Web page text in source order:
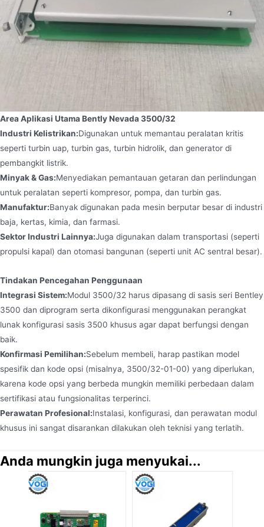
Area Aplikasi Utama Bently Nevada 3500/32
Industri Kelistrikan:Digunakan untuk memantau peralatan kritis
seperti turbin uap, turbin gas, turbin hidrolik, dan generator di
pembangkit listrik.
Minyak & Gas:Menyediakan pemantauan getaran dan perlindungan
untuk peralatan seperti kompresor, pompa, dan turbin gas.
Manufaktur:Banyak digunakan pada mesin berputar besar di industri
baja, kertas, kimia, dan farmasi.
Sektor Industri Lainnya:Juga digunakan dalam transportasi (seperti
propulsi kapal) dan otomasi bangunan (seperti unit AC sentral besar).
Tindakan Pencegahan Penggunaan
Integrasi Sistem:Modul 3500/32 harus dipasang di sasis seri Bentley
3500 dan diprogram serta dikonfigurasi menggunakan perangkat
lunak konfigurasi sasis 3500 khusus agar dapat berfungsi dengan
baik.
Konfirmasi Pemilihan:Sebelum membeli, harap pastikan model
spesifik dan kode opsi (misalnya, 3500/32-01-00) yang diperlukan,
karena kode opsi yang berbeda mungkin memiliki perbedaan dalam
sertifikasi atau fungsionalitas terperinci.
Perawatan Profesional:Instalasi, konfigurasi, dan perawatan modul
khusus ini sangat disarankan dilakukan oleh teknisi yang terlatih.
Anda mungkin juga menyukai...